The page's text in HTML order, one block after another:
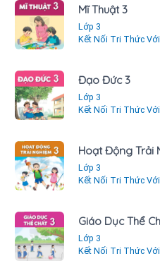
Mĩ Thuật 3
Lớp 3
Kết Nối Tri Thức
Đạo Đức 3
Lớp 3
Kết Nối Tri Thức
Hoạt Động Trải
Lớp 3
Kết Nối Tri Thức
Giáo Dục Thể
Lớp 3
Kết Nối Tri Thức